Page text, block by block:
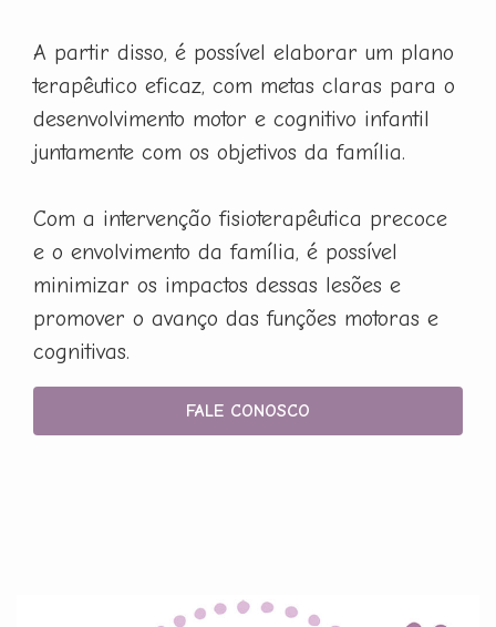
A partir disso, é possível elaborar um plano
terapêutico eficaz, com metas claras para o
desenvolvimento motor e cognitivo infantil
juntamente com os objetivos da família.
Com a intervenção fisioterapêutica precoce
e o envolvimento da família, é possível
minimizar os impactos dessas lesões e
promover o avanço das funções motoras e
cognitivas.
FALE CONOSCO